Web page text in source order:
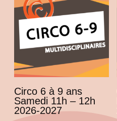
Circo 6 à 9 ans
Samedi 11h – 12h
2026-2027